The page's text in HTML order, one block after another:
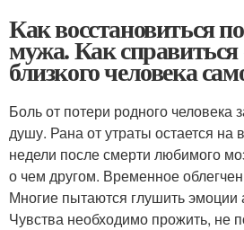
Как восстановиться
мужа. Как справиться
близкого человека
Боль от потери родного человека
душу. Рана от утраты остается
недели после смерти любимого
о чем другом. Временное
Многие пытаются глушить эмоции
Чувства необходимо прожить, не